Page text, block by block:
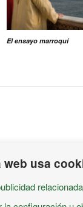
El ensayo marroquí
web usa